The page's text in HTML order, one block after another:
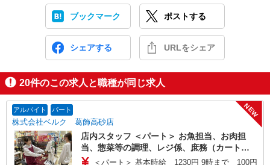
ブックマーク ポストする
シェアする URLをシェア
20件のこの求人と職種が同じ求人
アルバイト パート
株式会社ベルク 葛飾高砂店
NEW
店内スタッフ ＜パート＞ お魚担当、お肉担
当、惣菜等の調理、レジ係、庶務（カート回
収・清掃、他） ＜学生アルバイト＞ 庶務
＜パート＞ 基本時給 1230円 9時まで 100円